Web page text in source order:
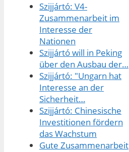
Szijjártó: V4-
Zusammenarbeit im
Interesse der
Nationen
Szijjártó will in Peking
über den Ausbau der…
Szijjártó: "Ungarn hat
Interesse an der
Sicherheit…
Szijjártó: Chinesische
Investitionen fördern
das Wachstum
Gute Zusammenarbeit